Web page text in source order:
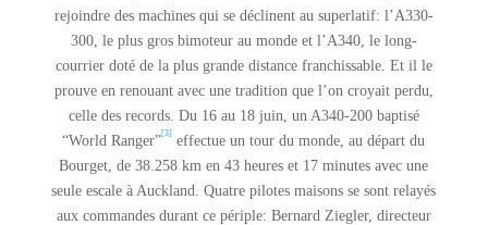
rejoindre des machines qui se déclinent au superlatif: l’A330-
300, le plus gros bimoteur au monde et l’A340, le long-
courrier doté de la plus grande distance franchissable. Et il le
prouve en renouant avec une tradition que l’on croyait perdu,
celle des records. Du 16 au 18 juin, un A340-200 baptisé
“World Ranger”[3] effectue un tour du monde, au départ du
Bourget, de 38.258 km en 43 heures et 17 minutes avec une
seule escale à Auckland. Quatre pilotes maisons se sont relayés
aux commandes durant ce périple: Bernard Ziegler, directeur